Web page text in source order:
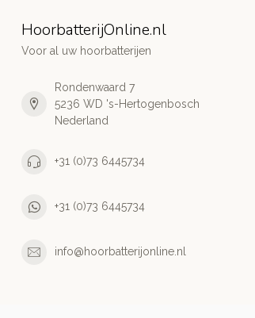
HoorbatterijOnline.nl
Voor al uw hoorbatterijen
Rondenwaard 7
5236 WD 's-Hertogenbosch
Nederland
+31 (0)73 6445734
+31 (0)73 6445734
info@hoorbatterijonline.nl